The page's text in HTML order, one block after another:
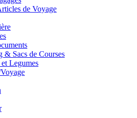
de Voyage
& Sacs de Courses
Legumes